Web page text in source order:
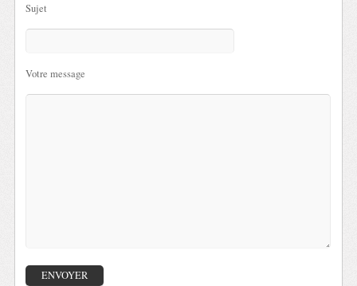
Sujet
Votre message